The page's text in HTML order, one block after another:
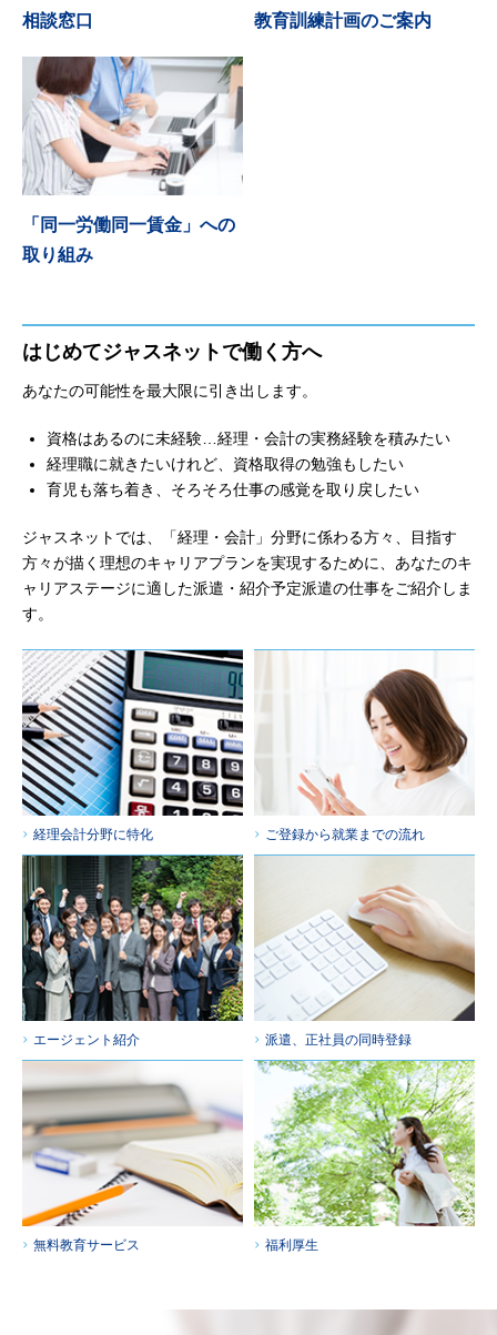
相談窓口 教育訓練計画のご案内
「同一労働同一賃金」への
取り組み
はじめてジャスネットで働く方へ
あなたの可能性を最大限に引き出します。
資格はあるのに未経験…経理・会計の実務経験を積みたい
経理職に就きたいけれど、資格取得の勉強もしたい
育児も落ち着き、そろそろ仕事の感覚を取り戻したい
ジャスネットでは、「経理・会計」分野に係わる方々、目指す
方々が描く理想のキャリアプランを実現するために、あなたのキ
ャリアステージに適した派遣・紹介予定派遣の仕事をご紹介しま
す。
経理会計分野に特化 ご登録から就業までの流れ
エージェント紹介 派遣、正社員の同時登録
無料教育サービス 福利厚生